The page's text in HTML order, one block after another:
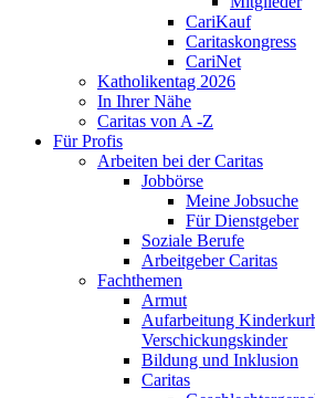
CariKauf
Caritaskongress
CariNet
Katholikentag 2026
In Ihrer Nähe
Caritas von A -Z
Für Profis
Arbeiten bei der Caritas
Jobbörse
Meine Jobsuche
Für Dienstgeber
Soziale Berufe
Arbeitgeber Caritas
Fachthemen
Armut
Aufarbeitung
Verschickungskinder
Bildung und Inklusion
Caritas